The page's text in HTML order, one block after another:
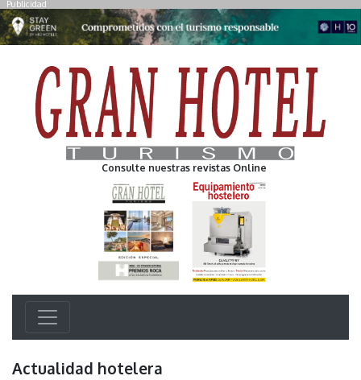
Publicidad
Consulte nuestras revistas Online
Actualidad hotelera